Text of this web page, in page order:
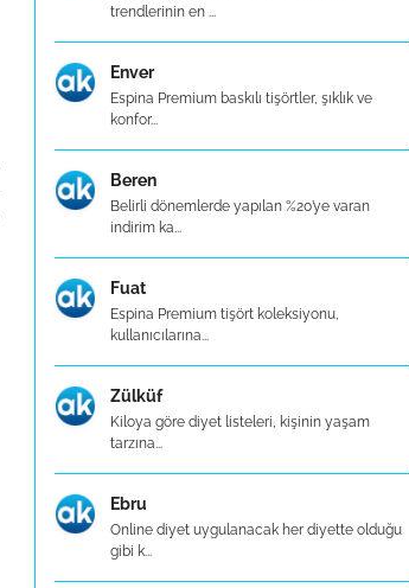
trendlerinin en ...
Enver
Espina Premium baskılı tişörtler, şıklık ve
konfor...
Beren
Belirli dönemlerde yapılan %20’ye varan
indirim ka...
Fuat
Espina Premium tişört koleksiyonu,
kullanıcılarına...
Zülküf
Kiloya göre diyet listeleri, kişinin yaşam
tarzına...
Ebru
Online diyet uygulanacak her diyette olduğu
gibi k...